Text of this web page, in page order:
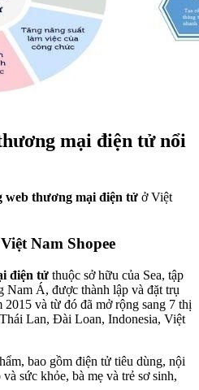
mại điện tử nổi
web thương mại điện tử ở Việt
Nam Shopee
điện tử thuộc sở hữu của Sea, tập
Nam Á, được thành lập và đặt trụ
2015 và từ đó đã mở rộng sang 7 thị
Lan, Đài Loan, Indonesia, Việt
bao gồm điện tử tiêu dùng, nội
sức khỏe, bà mẹ và trẻ sơ sinh,